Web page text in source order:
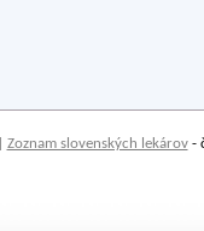
Zoznam slovenských lekárov-